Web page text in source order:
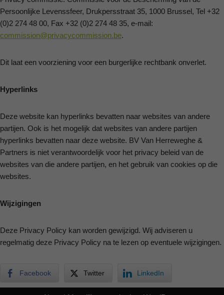
Persoonlijke Levenssfeer, Drukpersstraat 35, 1000 Brussel, Tel +32
(0)2 274 48 00, Fax +32 (0)2 274 48 35, e-mail:
commission@privacycommission.be.
Dit laat een voorziening voor een burgerlijke rechtbank onverlet.
Hyperlinks
Deze website kan hyperlinks bevatten naar websites van andere
partijen. Ook is het mogelijk dat websites van andere partijen
hyperlinks bevatten naar deze website. BV Van Herreweghe &
Partners is niet verantwoordelijk voor het privacy beleid van de
websites van die andere partijen, en het gebruik van cookies op die
websites.
Wijzigingen
Deze Privacy Policy kan worden gewijzigd. Wij adviseren u
regelmatig deze Privacy Policy na te lezen op eventuele wijzigingen.
Facebook Twitter LinkedIn